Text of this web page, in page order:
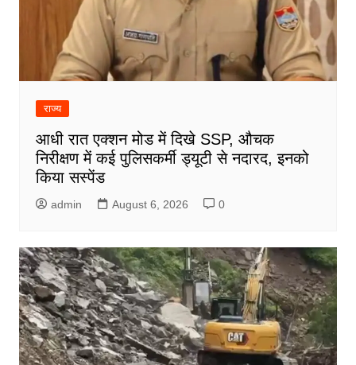
राज्य
आधी रात एक्शन मोड में दिखे SSP, औचक
निरीक्षण में कई पुलिसकर्मी ड्यूटी से नदारद, इनको
किया सस्पेंड
admin August 6, 2026 0